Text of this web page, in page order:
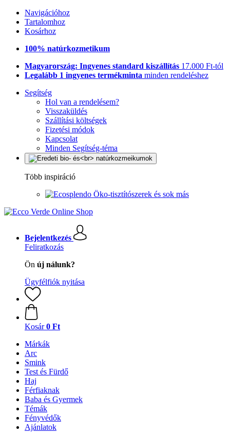
Navigációhoz
Tartalomhoz
Kosárhoz
100% natúrkozmetikum
Magyarország: Ingyenes standard kiszállítás 17.000 Ft-tól
Legalább 1 ingyenes termékminta minden rendeléshez
Segítség
Hol van a rendelésem?
Visszaküldés
Szállítási költségek
Fizetési módok
Kapcsolat
Minden Segítség-téma
Több inspiráció
Öko-tisztítószerek és sok más
Bejelentkezés
Feliratkozás
Ön új nálunk?
Ügyfélfiók nyitása
Kosár 0 Ft
Márkák
Arc
Smink
Test és Fürdő
Haj
Férfiaknak
Baba és Gyermek
Témák
Fényvédők
Ajánlatok